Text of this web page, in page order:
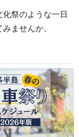
祭のような一日
ませんか。